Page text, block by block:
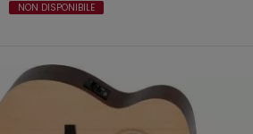
NON DISPONIBILE